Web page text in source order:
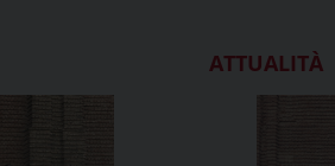
ATTUALITÀ